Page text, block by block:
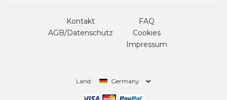
Kontakt
AGB/Datenschutz
FAQ
Cookies
Impressum
Land: Germany